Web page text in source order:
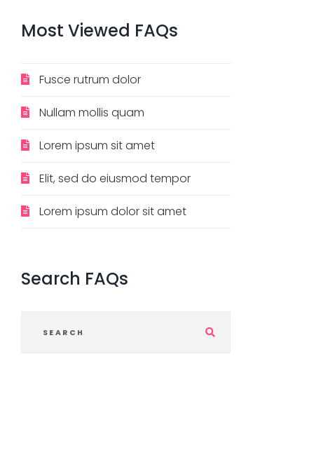
Most Viewed FAQs
Fusce rutrum dolor
Nullam mollis quam
Lorem ipsum sit amet
Elit, sed do eiusmod tempor
Lorem ipsum dolor sit amet
Search FAQs